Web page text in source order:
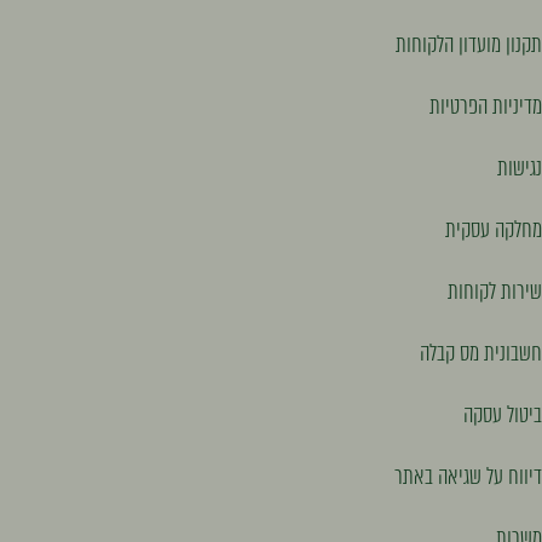
תקנון מועדון הלקוחות
מדיניות הפרטיות
נגישות
מחלקה עסקית
שירות לקוחות
חשבונית מס קבלה
ביטול עסקה
דיווח על שגיאה באתר